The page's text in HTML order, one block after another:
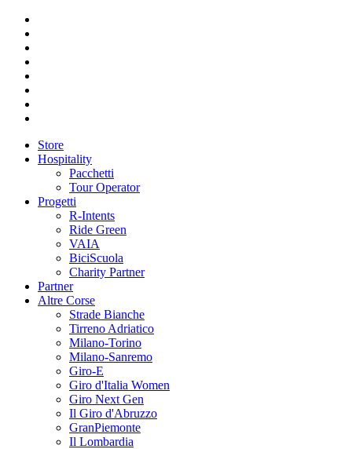
Store
Hospitality
Pacchetti
Tour Operator
Progetti
R-Intents
Ride Green
VAIA
BiciScuola
Charity Partner
Partner
Altre Corse
Strade Bianche
Tirreno Adriatico
Milano-Torino
Milano-Sanremo
Giro-E
Giro d'Italia Women
Giro Next Gen
Il Giro d'Abruzzo
GranPiemonte
Il Lombardia